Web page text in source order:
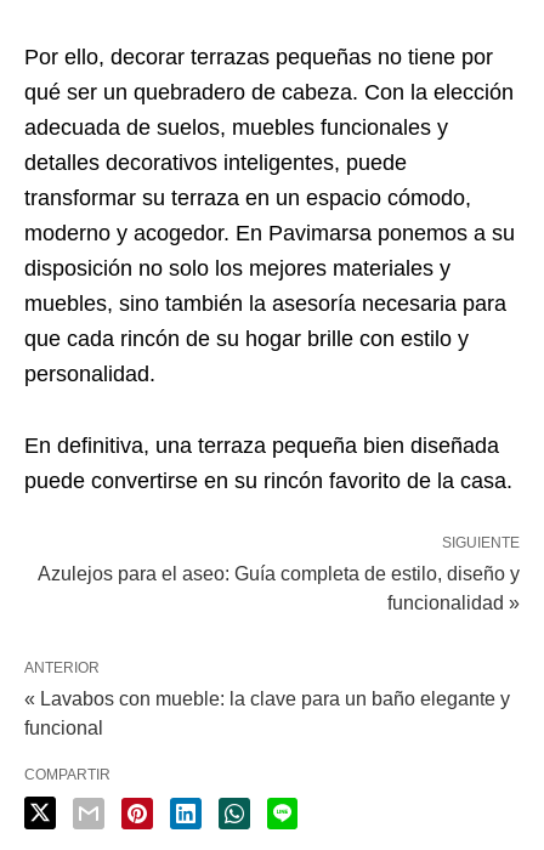
Por ello, decorar terrazas pequeñas no tiene por
qué ser un quebradero de cabeza. Con la elección
adecuada de suelos, muebles funcionales y
detalles decorativos inteligentes, puede
transformar su terraza en un espacio cómodo,
moderno y acogedor. En Pavimarsa ponemos a su
disposición no solo los mejores materiales y
muebles, sino también la asesoría necesaria para
que cada rincón de su hogar brille con estilo y
personalidad.
En definitiva, una terraza pequeña bien diseñada
puede convertirse en su rincón favorito de la casa.
SIGUIENTE
Azulejos para el aseo: Guía completa de estilo, diseño y
funcionalidad »
ANTERIOR
« Lavabos con mueble: la clave para un baño elegante y
funcional
COMPARTIR